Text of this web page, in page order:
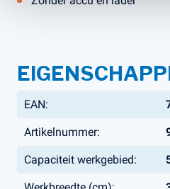
EAN:
Artikelnummer:
Capaciteit werkgebied: